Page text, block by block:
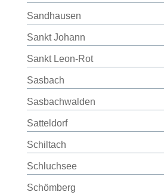
Sandhausen
Sankt Johann
Sankt Leon-Rot
Sasbach
Sasbachwalden
Satteldorf
Schiltach
Schluchsee
Schömberg